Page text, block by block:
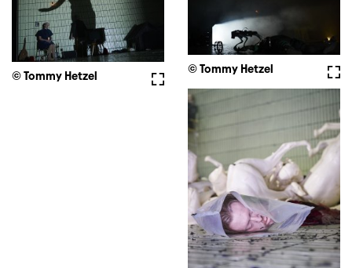
© Tommy Hetzel
Vollbild
© Tommy Hetzel